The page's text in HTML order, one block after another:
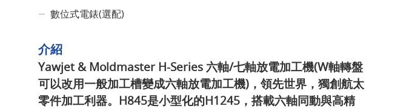
數位式電錶(選配)
介紹
Yawjet & Moldmaster H-Series 六軸/七軸放電加工機(W軸轉盤
可以改用一般加工槽變成六軸放電加工機)，領先世界，獨創航太
零件加工利器。H845是小型化的H1245，搭載六軸同動與高精